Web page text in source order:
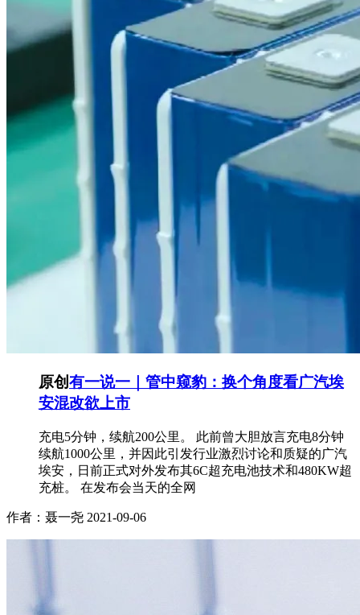
原创有一说一｜管中窥豹：换个角度看广汽埃
安混改欲上市
充电5分钟，续航200公里。 此前曾大胆放言充电8分钟
续航1000公里，并因此引发行业激烈讨论和质疑的广汽
埃安，日前正式对外发布其6C超充电池技术和480KW超
充桩。 在发布会当天的全网
作者：聂一尧 2021-09-06